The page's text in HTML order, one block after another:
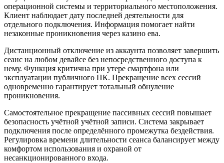
операционной системы и территориального местоположения.
Клиент наблюдает дату последней деятельности для
отдельного подключения. Информация помогает найти
незаконные проникновения через казино ева.
Дистанционный отключение из аккаунта позволяет завершить
сеанс на любом девайсе без непосредственного доступа к
нему. Функция критична при утере смартфона или
эксплуатации публичного ПК. Прекращение всех сессий
одновременно гарантирует тотальный обнуление
проникновения.
Самостоятельное прекращение пассивных сессий повышает
безопасность учётной учётной записи. Система закрывает
подключения после определённого промежутка бездействия.
Регулировка времени длительности сеанса балансирует между
комфортом использования и охраной от
несанкционированного входа.